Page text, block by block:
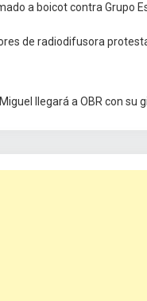
a boicot contra Grupo
de radiodifusora
llegará a OBR con su